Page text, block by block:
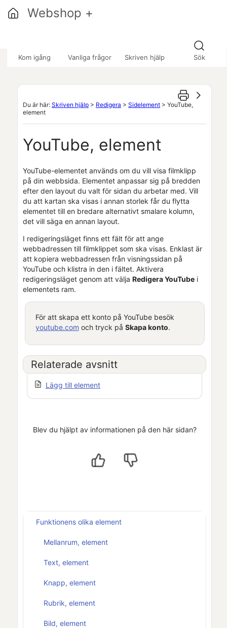
Kom igång Vanliga frågor Skriven hjälp Sök
Webshop +
Du är här: Skriven hjälp > Redigera > Sidelement > YouTube,
element
YouTube, element
YouTube-elementet används om du vill visa filmklipp
på din webbsida. Elementet anpassar sig på bredden
efter den layout du valt för sidan du arbetar med. Vill
du att kartan ska visas i annan storlek får du flytta
elementet till en bredare alternativt smalare kolumn,
det vill säga en annan layout.
I redigeringsläget finns ett fält för att ange
webbadressen till filmklippet som ska visas. Enklast är
att kopiera webbadressen från visningssidan på
YouTube och klistra in den i fältet. Aktivera
redigeringsläget genom att välja Redigera YouTube i
elementets ram.
För att skapa ett konto på YouTube besök
youtube.com och tryck på Skapa konto.
Relaterade avsnitt
Lägg till element
Blev du hjälpt av informationen på den här sidan?
Funktionens olika element
Mellanrum, element
Text, element
Knapp, element
Rubrik, element
Bild, element